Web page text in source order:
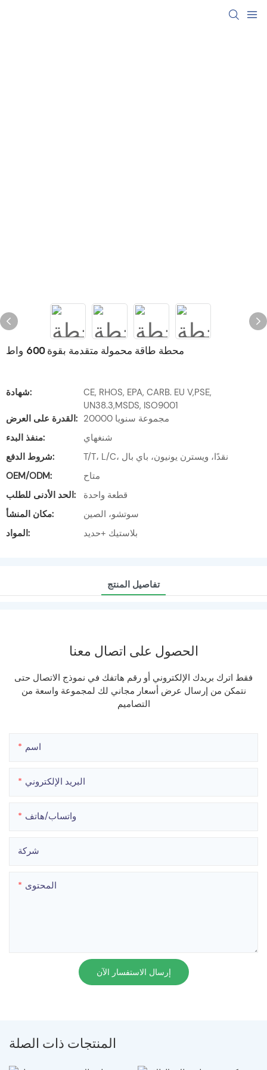
محطة طاقة محمولة متقدمة بقوة 600 واط
شهادة:
CE, RHOS, EPA, CARB. EU V,PSE,
UN38.3,MSDS, ISO9001
القدرة على العرض:
20000 مجموعة سنويا
منفذ البدء:
شنغهاي
شروط الدفع:
T/T، L/C، نقدًا، ويسترن يونيون، باي بال
OEM/ODM:
متاح
الحد الأدنى للطلب:
قطعة واحدة
مكان المنشأ:
سوتشو، الصين
المواد:
بلاستيك +حديد
تفاصيل المنتج
الحصول على اتصال معنا
فقط اترك بريدك الإلكتروني أو رقم هاتفك في نموذج الاتصال حتى
نتمكن من إرسال عرض أسعار مجاني لك لمجموعة واسعة من
التصاميم
اسم
البريد الإلكتروني
واتساب/هاتف
شركة
المحتوى
إرسال الاستفسار الآن
المنتجات ذات الصلة